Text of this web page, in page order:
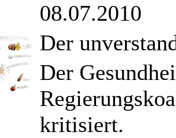
08.07.2010
Der
Der
kritisiert.